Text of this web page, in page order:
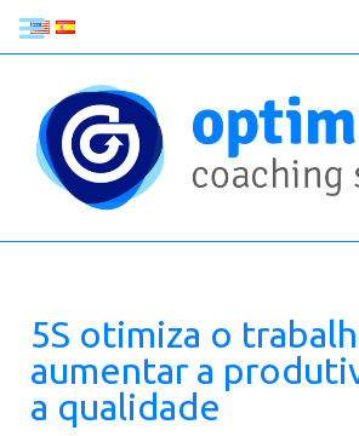
5S otimiza o
aumentar a
a qualidade